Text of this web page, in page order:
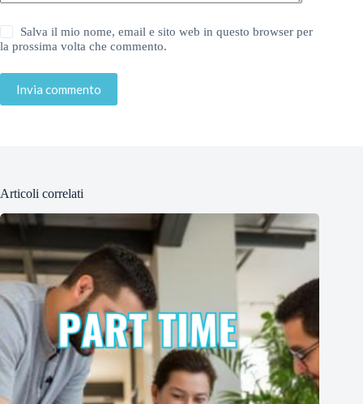
Salva il mio nome, email e sito web in questo browser per
la prossima volta che commento.
Invia commento
Articoli correlati